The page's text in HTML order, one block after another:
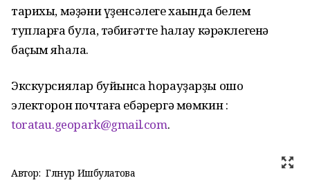
тарихы, мәҙәни үҙенсәлеге хаҡында белем
тупларға була, тәбиғәтте һаҡлау кәрәклегенә
баҫым яһала.
Экскурсиялар буйынса һорауҙарҙы ошо
электорон почтаға ебәрергә мөмкин :
toratau.geopark@gmail.com.
Автор: Гөлнур Ишбулатова